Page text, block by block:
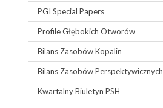
PGI Special Papers
Profile Głębokich Otworów
Bilans Zasobów Kopalin
Bilans Zasobów Perspektywicznych
Kwartalny Biuletyn PSH